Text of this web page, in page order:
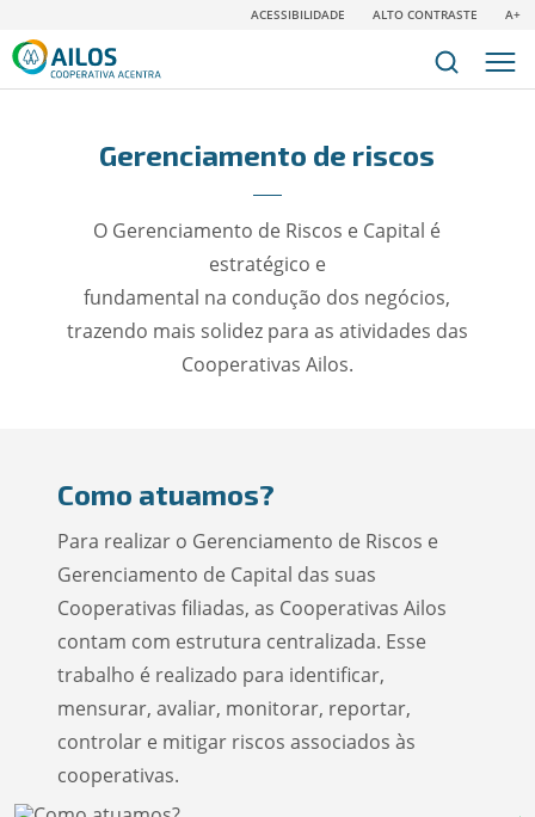
ACESSIBILIDADE ALTO CONTRASTE A+
Gerenciamento de riscos
O Gerenciamento de Riscos e Capital é
estratégico e
fundamental na condução dos negócios,
trazendo mais solidez para as atividades das
Cooperativas Ailos.
Como atuamos?
Para realizar o Gerenciamento de Riscos e
Gerenciamento de Capital das suas
Cooperativas filiadas, as Cooperativas Ailos
contam com estrutura centralizada. Esse
trabalho é realizado para identificar,
mensurar, avaliar, monitorar, reportar,
controlar e mitigar riscos associados às
cooperativas.